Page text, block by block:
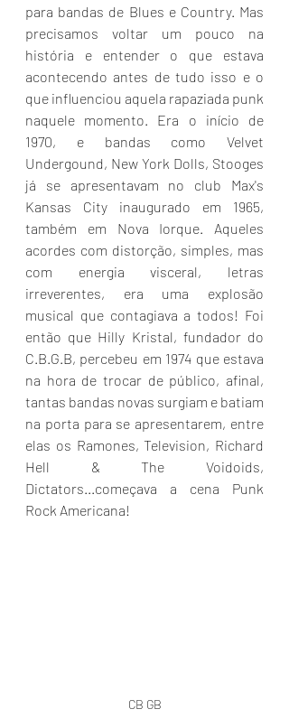
para bandas de Blues e Country. Mas
precisamos voltar um pouco na
história e entender o que estava
acontecendo antes de tudo isso e o
que influenciou aquela rapaziada punk
naquele momento. Era o início de
1970, e bandas como Velvet
Undergound, New York Dolls, Stooges
já se apresentavam no club Max's
Kansas City inaugurado em 1965,
também em Nova Iorque. Aqueles
acordes com distorção, simples, mas
com energia visceral, letras
irreverentes, era uma explosão
musical que contagiava a todos! Foi
então que Hilly Kristal, fundador do
C.B.G.B, percebeu em 1974 que estava
na hora de trocar de público, afinal,
tantas bandas novas surgiam e batiam
na porta para se apresentarem, entre
elas os Ramones, Television, Richard
Hell & The Voidoids,
Dictators...começava a cena Punk
Rock Americana!
CB GB